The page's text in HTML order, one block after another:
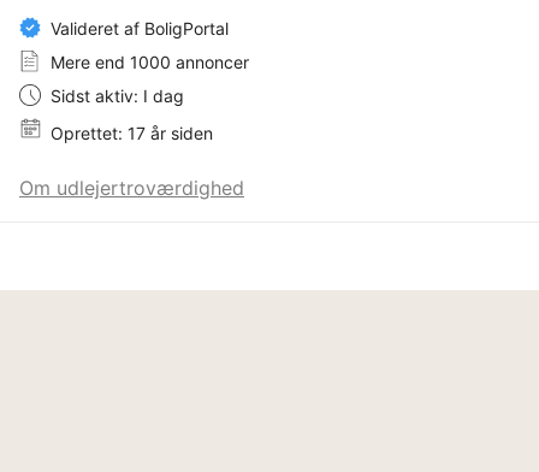
Valideret af BoligPortal
Mere end 1000 annoncer
Sidst aktiv: I dag
Oprettet: 17 år siden
Om udlejertroværdighed